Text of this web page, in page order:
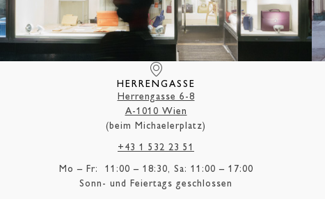
HERRENGASSE
Herrengasse 6-8
A-1010 Wien
(beim Michaelerplatz)
+43 1 532 23 51
Mo – Fr: 11:00 – 18:30, Sa: 11:00 – 17:00
Sonn- und Feiertags geschlossen